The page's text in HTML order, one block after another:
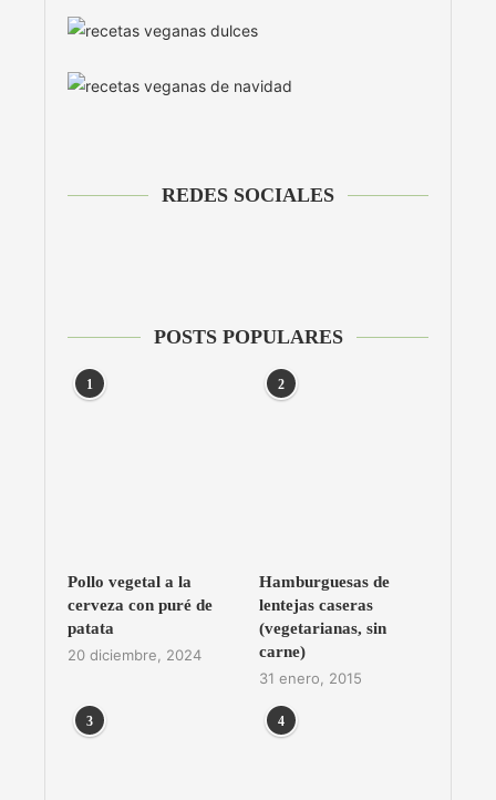
REDES SOCIALES
POSTS POPULARES
1
Pollo vegetal a la
cerveza con puré de
patata
20 diciembre, 2024
2
Hamburguesas de
lentejas caseras
(vegetarianas, sin
carne)
31 enero, 2015
3 4